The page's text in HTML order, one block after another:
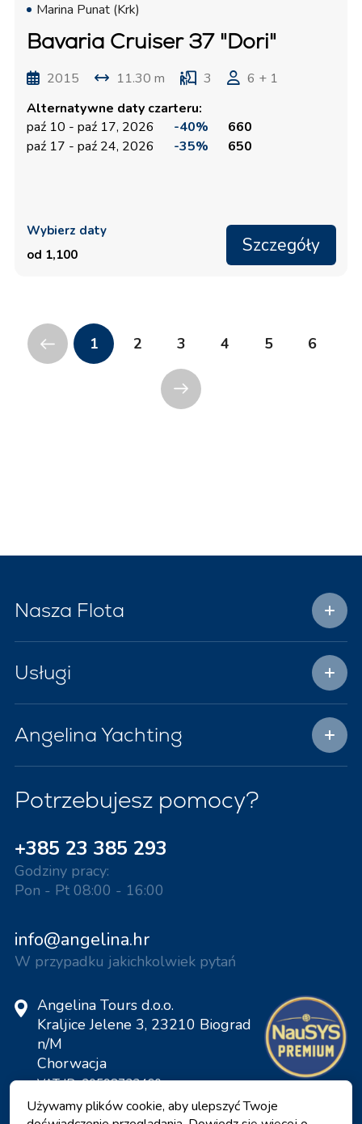
Marina Punat (Krk)
Bavaria Cruiser 37 "Dori"
2015 11.30 m 3
6 + 1
Alternatywne daty czarteru:
paź 10 - paź 17, 2026
-40%
660
paź 17 - paź 24, 2026
-35% 650
Wybierz daty
od 1,100
Szczegóły
1 2 3 4 5 6
Nasza Flota
Usługi
Angelina Yachting
Potrzebujesz pomocy?
+385 23 385 293
Godziny pracy:
Pon - Pt 08:00 - 16:00
info@angelina.hr
W przypadku jakichkolwiek pytań
Angelina Tours d.o.o.
Kraljice Jelene 3, 23210 Biograd
n/M
Chorwacja
VAT ID: 20598733460
ID: HR-AB-23-060130534, MB:
Używamy plików cookie, aby ulepszyć Twoje